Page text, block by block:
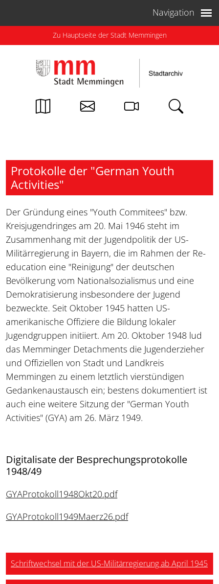
Navigation
Zu Hauptseite der Stadt Memmingen
Protokolle der "German Youth
Activities"
Der Gründung eines "Youth Commitees" bzw.
Kreisjugendringes am 20. Mai 1946 steht im
Zusammenhang mit der Jugendpolitik der US-
Militärregierung in Bayern, die im Rahmen der Re-
education eine "Reinigung" der deutschen
Bevölkerung vom Nationalsozialismus und eine
Demokratisierung insbesondere der Jugend
bezweckte. Seit Oktober 1945 hatten US-
amerikanische Offiziere die Bildung lokaler
Jugendgruppen initiiert. Am 20. Oktober 1948 lud
das Memminger Detachments die Jugenderzieher
und Offiziellen von Stadt und Landkreis
Memmingen zu einem letztlich vierstündigen
Gedankenaustausch ein; bestens dokumentiert ist
auch eine weitere Sitzung der "German Youth
Activities" (GYA) am 26. März 1949.
Digitalisate der Besprechungsprotokolle
1948/49
GYAProtokoll1948Okt20.pdf
GYAProtokoll1949Maerz26.pdf
Schriftwechsel mit der US-Militärregierung ab April 1945